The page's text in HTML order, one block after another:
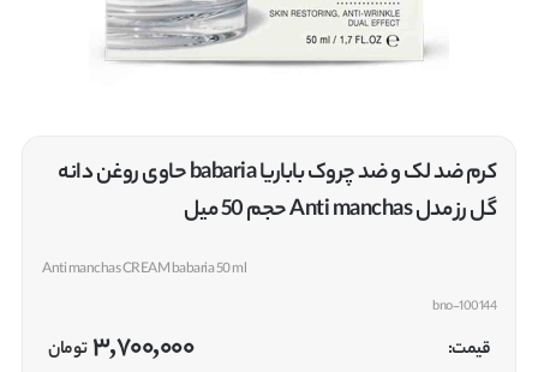
کرم ضد لک و ضد چروک باباریا babaria حاوی روغن دانه
گل رز مدل Anti manchas حجم 50 میل
Anti manchas CREAM babaria 50 ml
bno-100144
قیمت: 3,700,000 تومان